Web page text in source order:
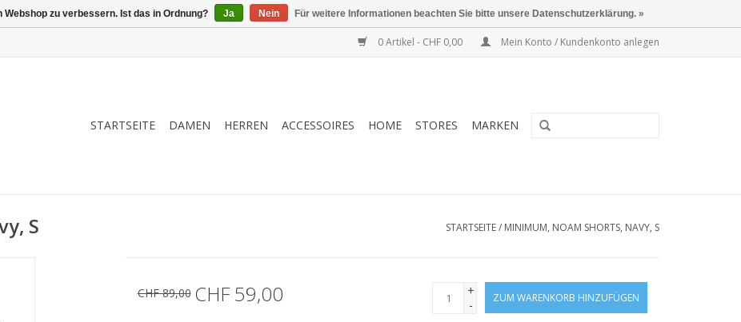
0 Artikel - CHF 0,00 Mein Konto / Kundenkonto anlegen
STARTSEITE DAMEN HERREN ACCESSOIRES HOME STORES MARKEN
S STARTSEITE/ MINIMUM, NOAM SHORTS, NAVY, S
CHF 89,00 CHF 59,00
+
-
ZUM WARENKORB HINZUFÜGEN
zu verbessern. Ist das in Ordnung? Ja Nein Für weitere Informationen beachten Sie bitte unsere Datenschutzerklärung. »